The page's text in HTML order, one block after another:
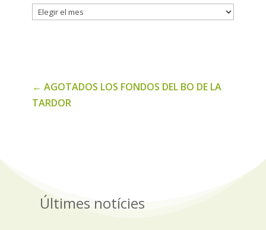
Histórico
← AGOTADOS LOS FONDOS DEL BO DE LA
TARDOR
Últimes notícies